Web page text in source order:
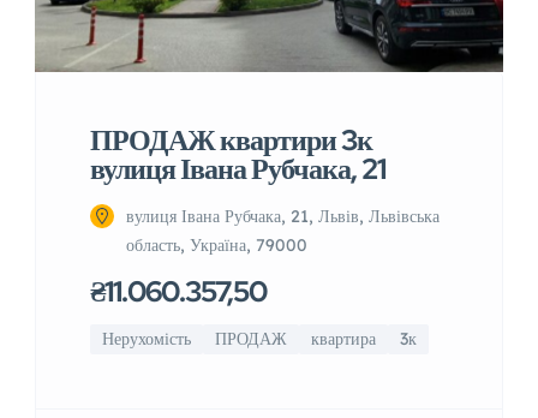
ПРОДАЖ квартири 3к
вулиця Івана Рубчака, 21
вулиця Івана Рубчака, 21, Львів, Львівська
область, Україна, 79000
₴11.060.357,50
Нерухомість ПРОДАЖ квартира 3к